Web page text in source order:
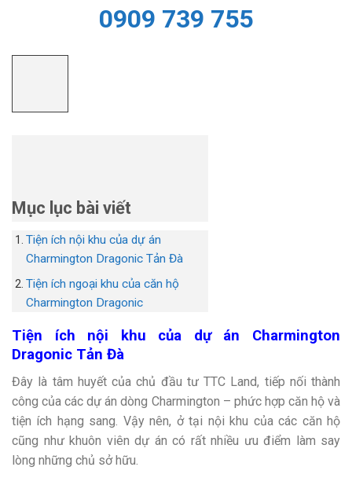
0909 739 755
Mục lục bài viết
Tiện ích nội khu của dự án
Charmington Dragonic Tản Đà
Tiện ích ngoại khu của căn hộ
Charmington Dragonic
Tiện ích nội khu của dự án Charmington
Dragonic Tản Đà
Đây là tâm huyết của chủ đầu tư TTC Land, tiếp nối thành
công của các dự án dòng Charmington – phức hợp căn hộ và
tiện ích hạng sang. Vậy nên, ở tại nội khu của các căn hộ
cũng như khuôn viên dự án có rất nhiều ưu điểm làm say
lòng những chủ sở hữu.